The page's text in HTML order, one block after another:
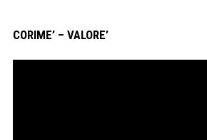
CORIME’ – VALORE’